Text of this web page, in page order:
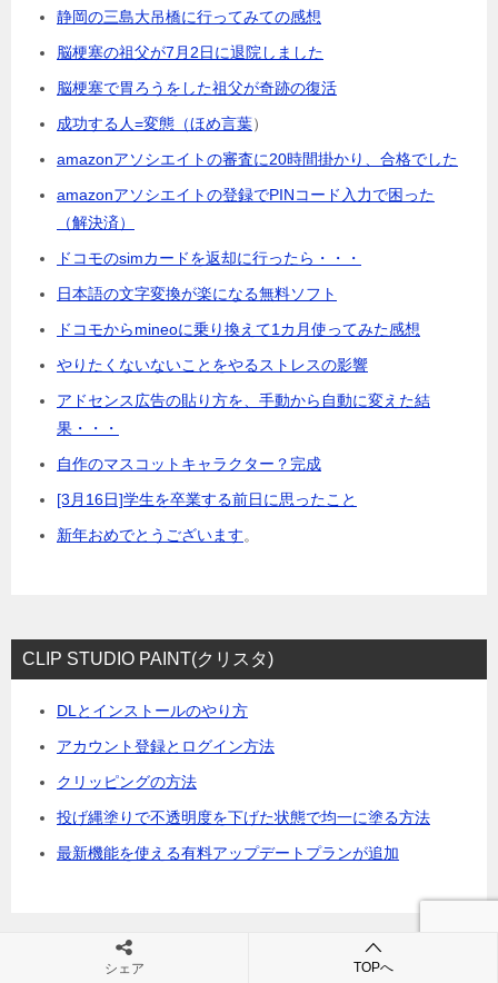
静岡の三島大吊橋に行ってみての感想
脳梗塞の祖父が7月2日に退院しました
脳梗塞で胃ろうをした祖父が奇跡の復活
成功する人=変態（ほめ言葉）
amazonアソシエイトの審査に20時間掛かり、合格でした
amazonアソシエイトの登録でPINコード入力で困った
（解決済）
ドコモのsimカードを返却に行ったら・・・
日本語の文字変換が楽になる無料ソフト
ドコモからmineoに乗り換えて1カ月使ってみた感想
やりたくないないことをやるストレスの影響
アドセンス広告の貼り方を、手動から自動に変えた結
果・・・
自作のマスコットキャラクター？完成
[3月16日]学生を卒業する前日に思ったこと
新年おめでとうございます。
CLIP STUDIO PAINT(クリスタ)
DLとインストールのやり方
アカウント登録とログイン方法
クリッピングの方法
投げ縄塗りで不透明度を下げた状態で均一に塗る方法
最新機能を使える有料アップデートプランが追加
XP-Pen-基本設定と保存
シェア TOPへ